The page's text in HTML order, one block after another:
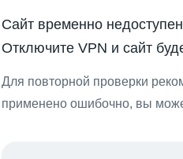
Сайт временно
Отключите VPN и сайт
Для повторной проверки
применено ошибочно, вы